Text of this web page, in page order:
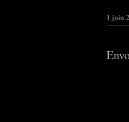
1 juin